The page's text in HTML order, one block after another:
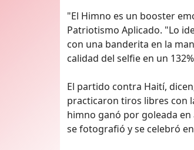
"El Himno es un booster
Patriotismo Aplicado. "Lo
con una banderita en la
calidad del selfie en un
El partido contra Haití,
practicaron tiros libres con
himno ganó por goleada
se fotografió y se celebró